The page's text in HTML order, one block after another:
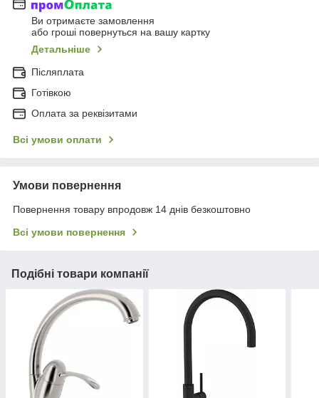
Ви отримаєте замовлення
або гроші повернуться на вашу картку
Детальніше
Післяплата
Готівкою
Оплата за реквізитами
Всі умови оплати
Умови повернення
Повернення товару впродовж 14 днів безкоштовно
Всі умови повернення
Подібні товари компанії